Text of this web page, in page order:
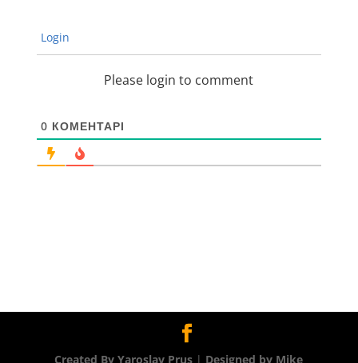
Login
Please login to comment
0 КОМЕНТАРІ
Created By Yaroslav Prus | Designed by Mike